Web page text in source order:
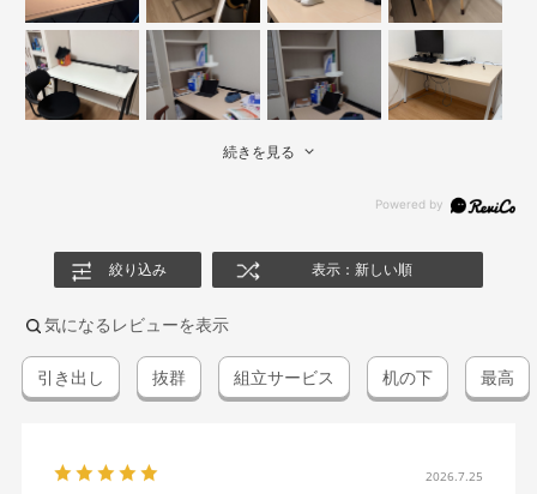
続きを見る
絞り込み 表示：新しい順
気になるレビューを表示
引き出し 抜群 組立サービス 机の下 最高
2026.7.25